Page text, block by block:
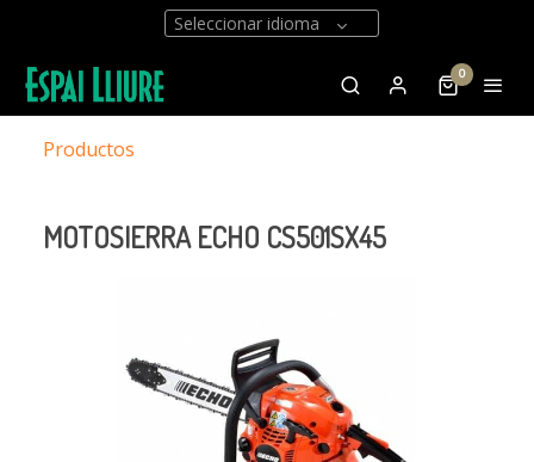
Seleccionar idioma
0
Productos
MOTOSIERRA ECHO CS501SX45